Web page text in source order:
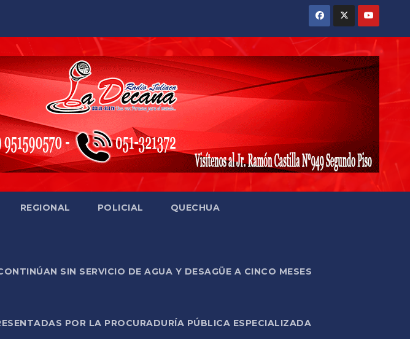
REGIONAL POLICIAL QUECHUA
SIN SERVICIO DE AGUA Y DESAGÜE A CINCO MESES
POR LA PROCURADURÍA PÚBLICA ESPECIALIZADA